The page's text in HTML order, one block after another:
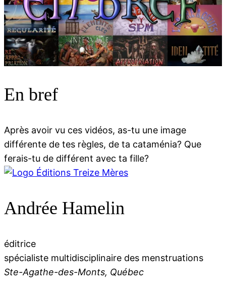
00:00 00:00
En bref
Après avoir vu ces vidéos, as-tu une image
différente de tes règles, de ta cataménia? Que
ferais-tu de différent avec ta fille?
Andrée Hamelin
éditrice
spécialiste multidisciplinaire des menstruations
Ste-Agathe-des-Monts, Québec